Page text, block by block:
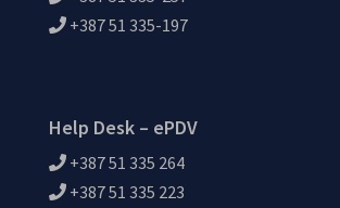
+387 51 335-197
Help Desk – ePDV
+387 51 335 264
+387 51 335 223